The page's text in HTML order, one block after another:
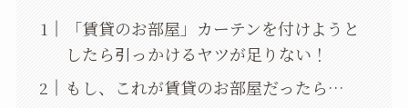
「賃貸のお部屋」カーテンを付けようと
したら引っかけるヤツが足りない！
もし、これが賃貸のお部屋だったら…